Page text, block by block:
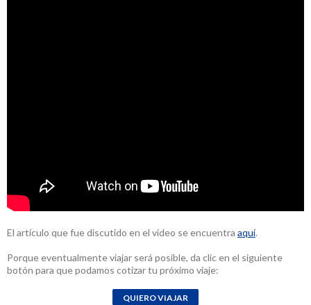
El artículo que fue discutido en el video se encuentra aquí.
Porque eventualmente viajar será posible, da clic en el siguiente
botón para que podamos cotizar tu próximo viaje: